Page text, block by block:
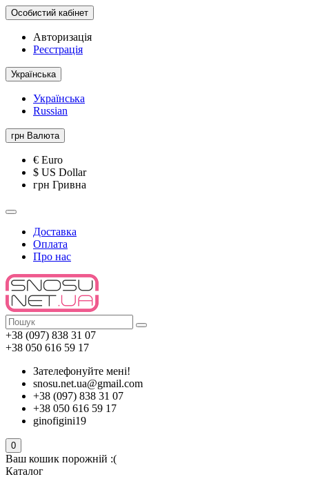
Особистий кабінет
Авторизація
Реєстрація
Українська
Українська
Russian
грн Валюта
€ Euro
$ US Dollar
грн Гривна
Доставка
Оплата
Про нас
+38 (097) 838 31 07
+38 050 616 59 17
Зателефонуйте мені!
snosu.net.ua@gmail.com
+38 (097) 838 31 07
+38 050 616 59 17
ginofigini19
0
Ваш кошик порожній :(
Каталог